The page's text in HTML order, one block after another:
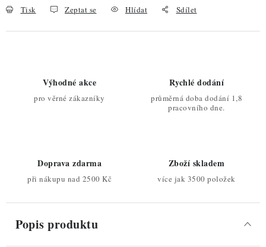
Tisk Zeptat se Hlídat Sdílet
Výhodné akce
pro věrné zákazníky
Rychlé dodání
průměrná doba dodání 1,8
pracovního dne.
Doprava zdarma
při nákupu nad 2500 Kč
Zboží skladem
více jak 3500 položek
Popis produktu